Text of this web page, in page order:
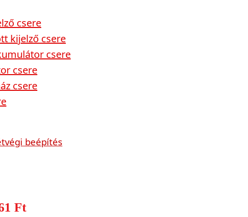
csere
kijelző csere
csere
csere
csere
beépítés
Ft